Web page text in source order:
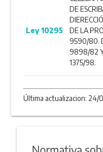
Ley 10295
DE
DE LA
9590/80.
9898/82
1375/98.
Última actualizacion: 24/